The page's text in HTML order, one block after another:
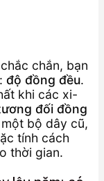
chắn, bạn
độ đồng đều.
khi các xi-
đối đồng
bộ dây cũ,
tính cách
thời gian.